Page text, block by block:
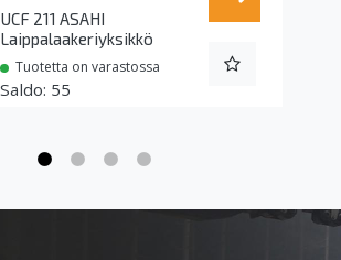
UCF 211 ASAHI
Laippalaakeriyksikkö
Tuotetta on varastossa
55